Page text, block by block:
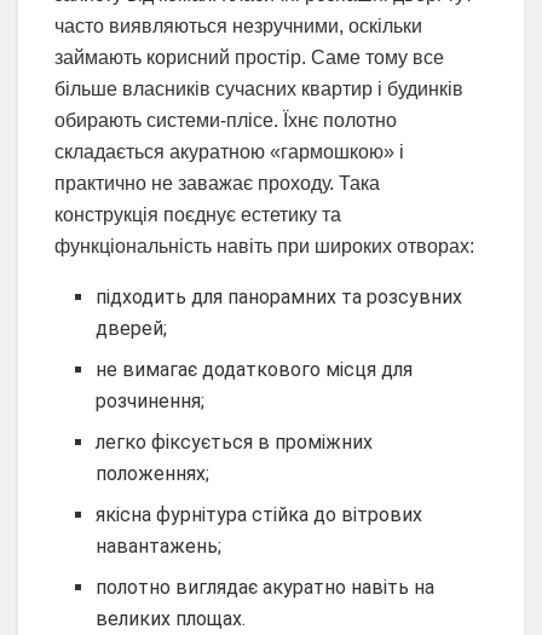
часто виявляються незручними, оскільки
займають корисний простір. Саме тому все
більше власників сучасних квартир і будинків
обирають системи-плісе. Їхнє полотно
складається акуратною «гармошкою» і
практично не заважає проходу. Така
конструкція поєднує естетику та
функціональність навіть при широких отворах:
підходить для панорамних та розсувних
дверей;
не вимагає додаткового місця для
розчинення;
легко фіксується в проміжних
положеннях;
якісна фурнітура стійка до вітрових
навантажень;
полотно виглядає акуратно навіть на
великих площах.